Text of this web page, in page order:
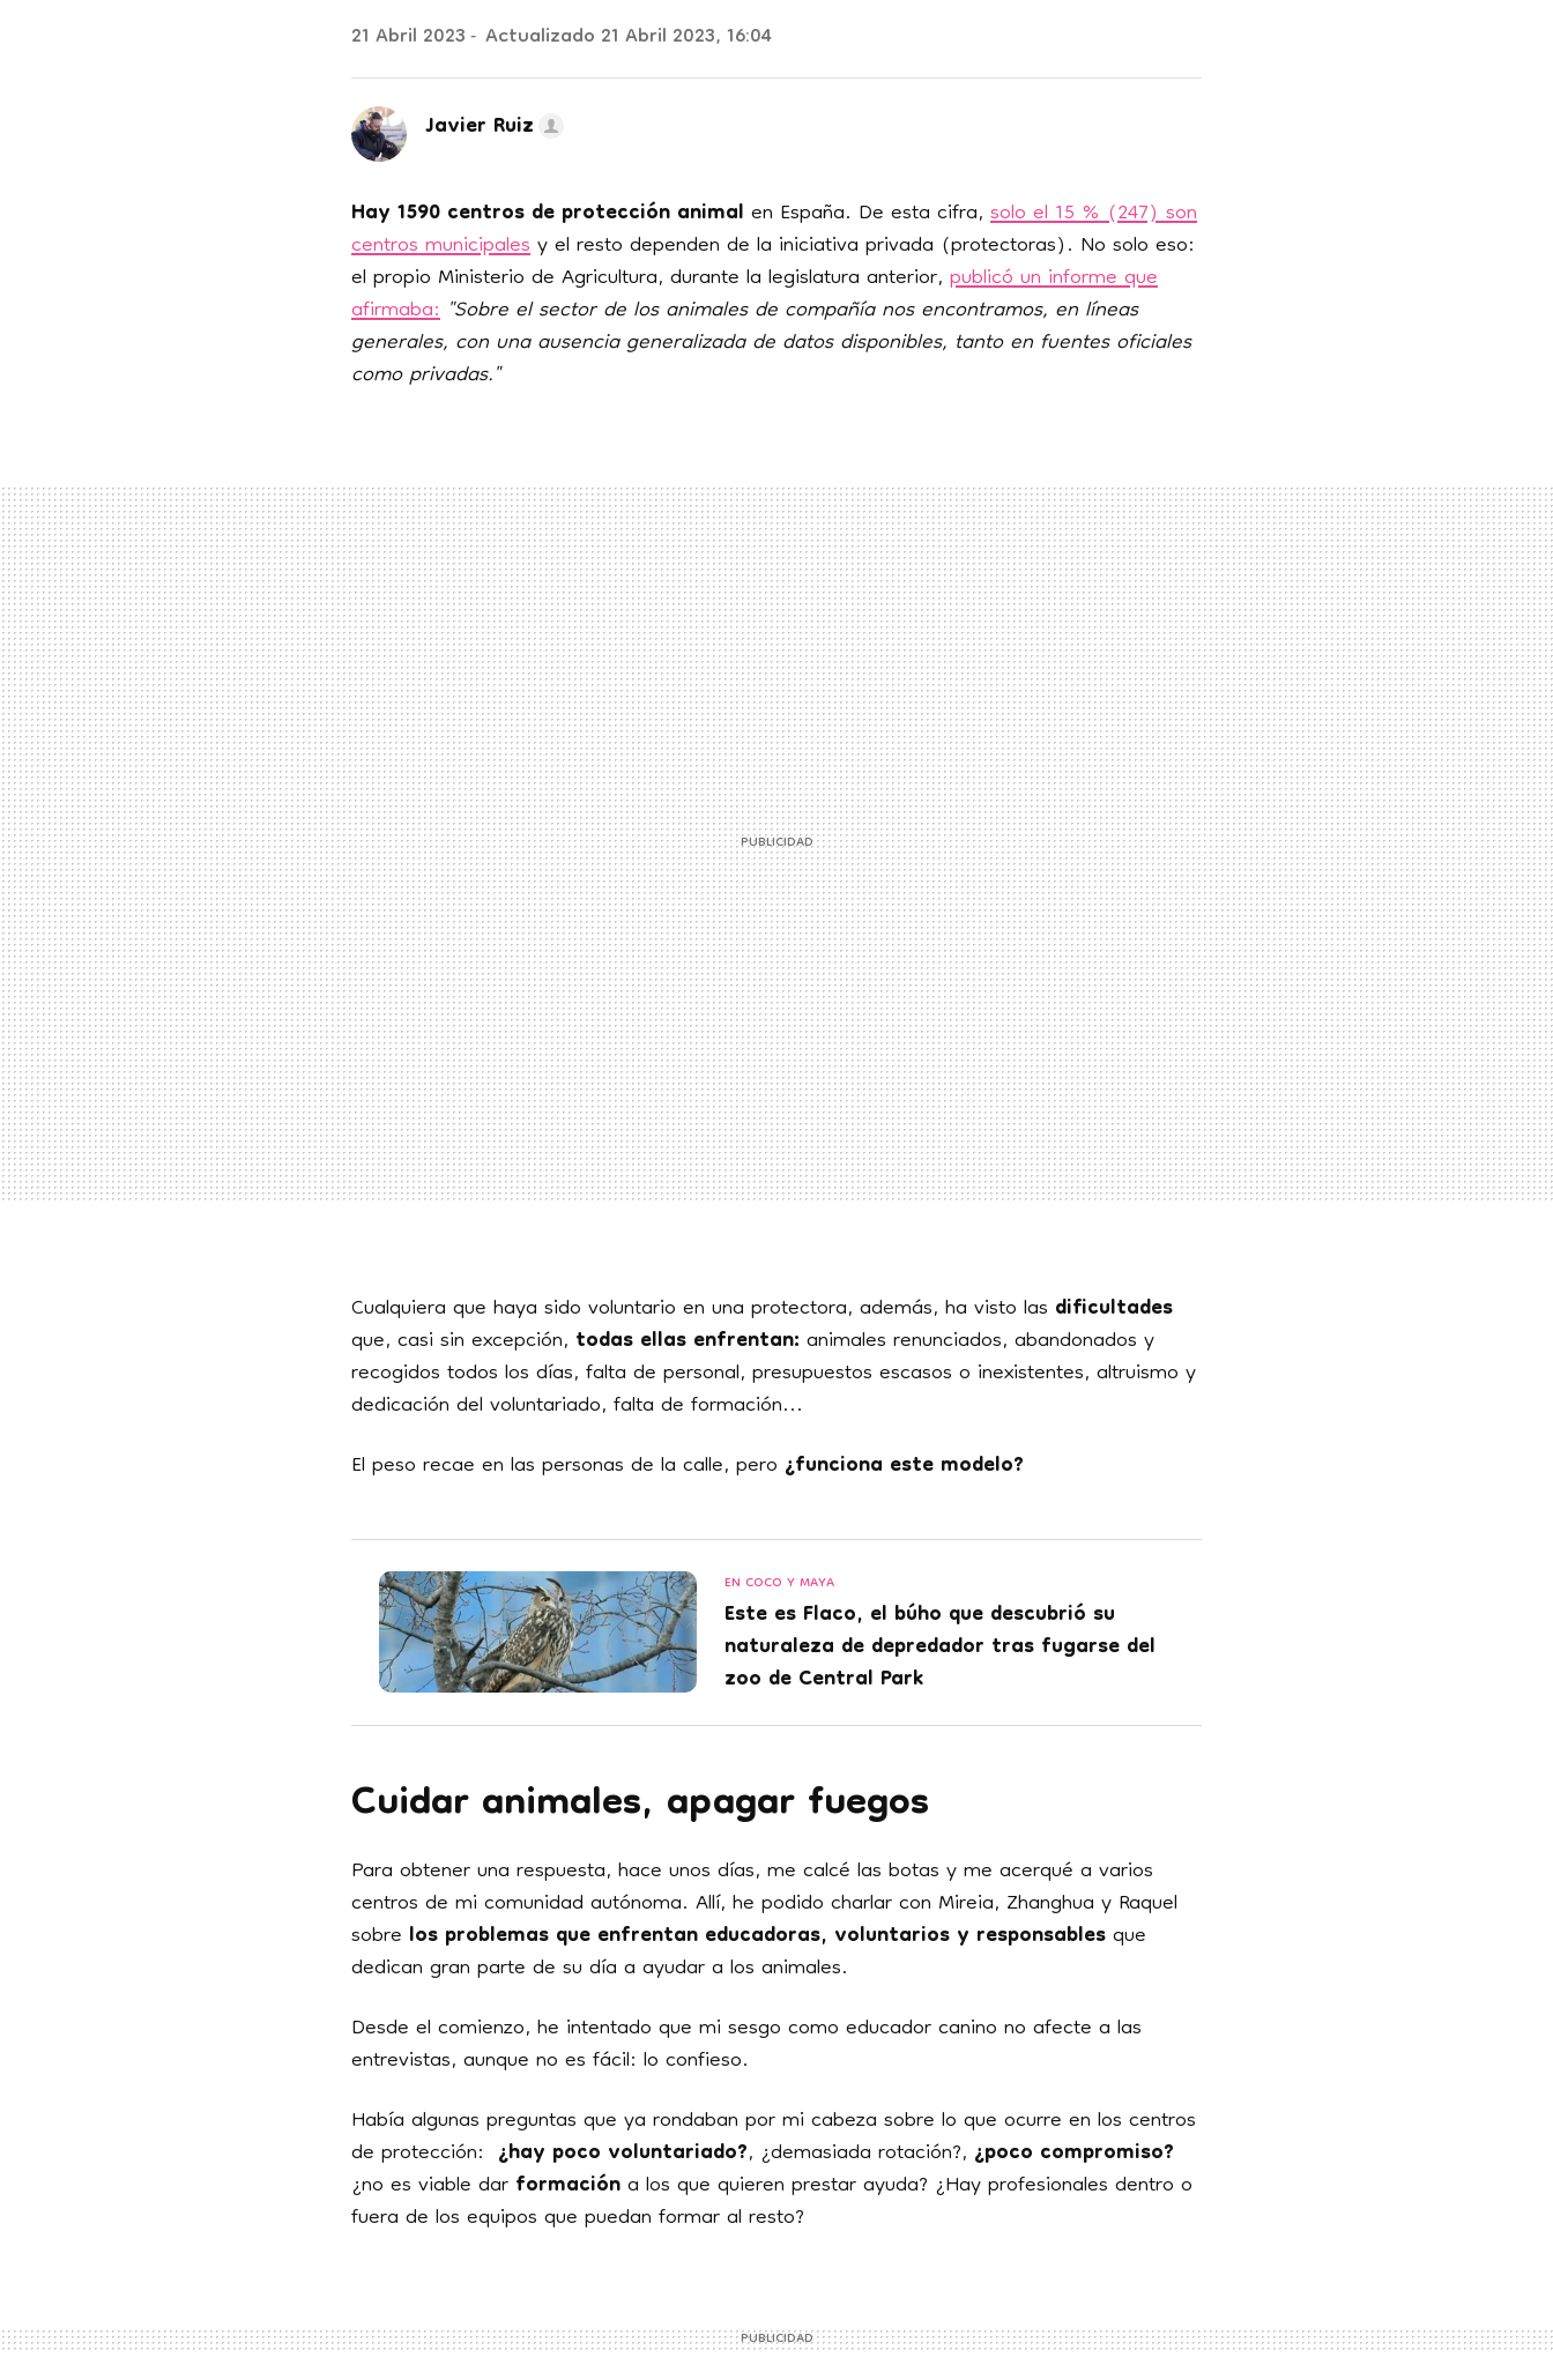
21 Abril 2023 Actualizado 21 Abril 2023, 16:04
Javier Ruiz
Hay 1590 centros de protección animalen España. De esta cifra,solo el 15 % (247) son
centros municipalesy el resto dependen de la iniciativa privada (protectoras). No solo eso:
el propio Ministerio de Agricultura, durante la legislatura anterior,publicó un informe que
afirmaba: "Sobre el sector de los animales de compañía nos encontramos, en líneas
generales, con una ausencia generalizada de datos disponibles, tanto en fuentes oficiales
como privadas."
Cualquiera que haya sido voluntario en una protectora, además, ha visto lasdificultades
que, casi sin excepción,todas ellas enfrentan:animales renunciados, abandonados y
recogidos todos los días, falta de personal, presupuestos escasos o inexistentes, altruismo y
dedicación del voluntariado, falta de formación...
El peso recae en las personas de la calle, pero¿funciona este modelo?
EN COCO Y MAYA
Este es Flaco, el búho que descubrió su
naturaleza de depredador tras fugarse del
zoo de Central Park
Cuidar animales, apagar fuegos
Para obtener una respuesta, hace unos días, me calcé las botas y me acerqué a varios
centros de mi comunidad autónoma. Allí, he podido charlar con Mireia, Zhanghua y Raquel
sobrelos problemas que enfrentan educadoras, voluntarios y responsablesque
dedican gran parte de su día a ayudar a los animales.
Desde el comienzo, he intentado que mi sesgo como educador canino no afecte a las
entrevistas, aunque no es fácil: lo confieso.
Había algunas preguntas que ya rondaban por mi cabeza sobre lo que ocurre en los centros
de protección: ¿hay poco voluntariado?, ¿demasiada rotación?,¿poco compromiso?
¿no es viable darformacióna los que quieren prestar ayuda? ¿Hay profesionales dentro o
fuera de los equipos que puedan formar al resto?